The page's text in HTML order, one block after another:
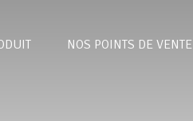
NOS POINTS DE VENTE